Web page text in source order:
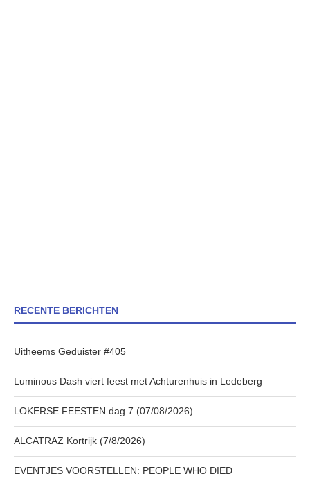
RECENTE BERICHTEN
Uitheems Geduister #405
Luminous Dash viert feest met Achturenhuis in Ledeberg
LOKERSE FEESTEN dag 7 (07/08/2026)
ALCATRAZ Kortrijk (7/8/2026)
EVENTJES VOORSTELLEN: PEOPLE WHO DIED